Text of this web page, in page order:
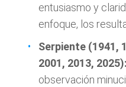
entusiasmo y
enfoque, los
Serpiente (1941,
2001, 2013, 2025):
observación